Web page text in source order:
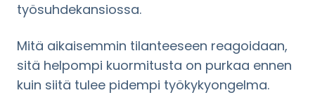
työsuhdekansiossa.
Mitä aikaisemmin tilanteeseen reagoidaan,
sitä helpompi kuormitusta on purkaa ennen
kuin siitä tulee pidempi työkykyongelma.